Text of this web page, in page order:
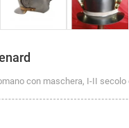
con maschera, I-II secolo